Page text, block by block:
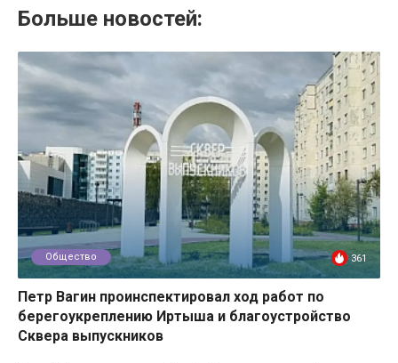
Больше новостей:
Общество 361
Петр Вагин проинспектировал ход работ по
берегоукреплению Иртыша и благоустройство
Сквера выпускников